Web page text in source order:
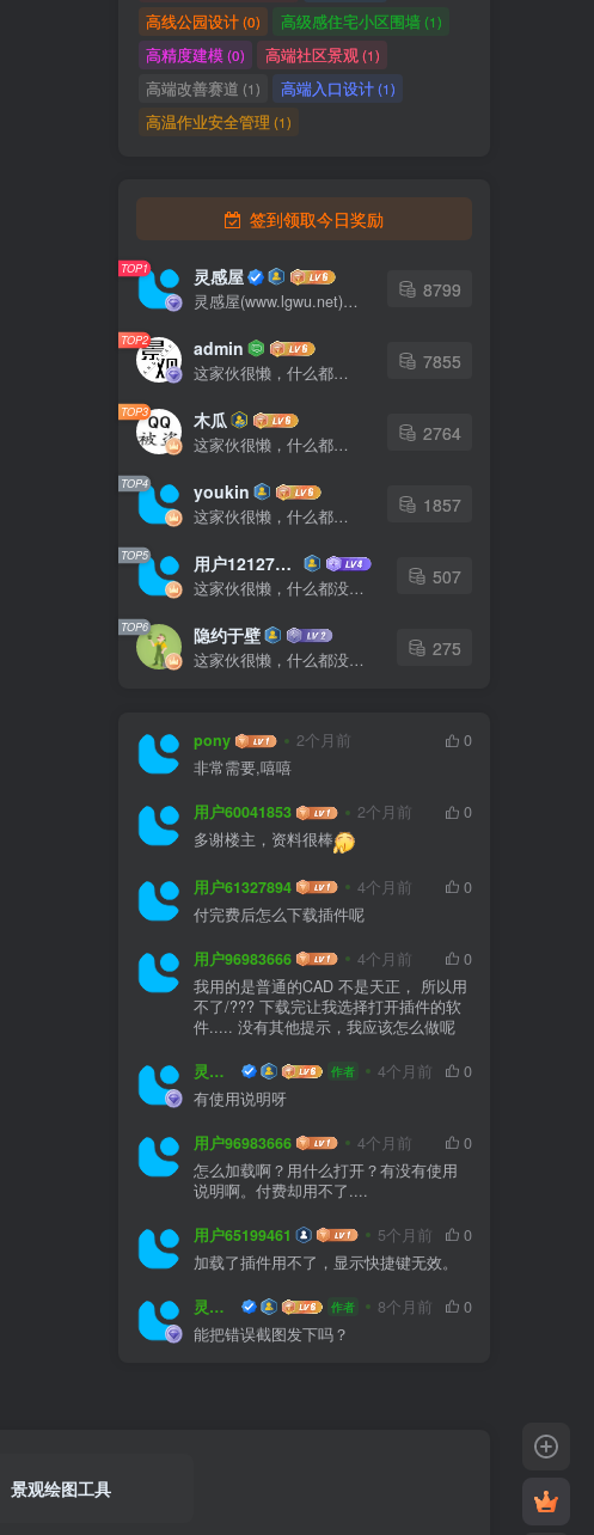
高线公园设计(0) 高级感住宅小区围墙(1)
高精度建模(0) 高端社区景观 (1)
高端改善赛道 (1) 高端入口设计(1)
高温作业安全管理 (1)
签到领取今日奖励
TOP1 灵感屋
灵感屋(www.lgwu.net)尽可能为每一位设计师提供更全面、更精致、更具有创意感的设计素材。努力成为景观设计师展示实力和互相学习的优质网络资源发布平台。
8799
TOP2 admin
这家伙很懒，什么都没有写...
7855
TOP3 木瓜
这家伙很懒，什么都没有写...
2764
TOP4 youkin
这家伙很懒，什么都没有写...
1857
TOP5 用户12127023
这家伙很懒，什么都没有写...
507
TOP6 隐约于壁
这家伙很懒，什么都没有写...
275
pony 2个月前
0
非常需要,嘻嘻
用户60041853 2个月前
0
多谢楼主，资料很棒
用户61327894 4个月前
0
付完费后怎么下载插件呢
用户96983666 4个月前
0
我用的是普通的CAD 不是天正， 所以用
不了/??? 下载完让我选择打开插件的软
件..... 没有其他提示，我应该怎么做呢
灵感屋 作者 4个月前
0
有使用说明呀
用户96983666 4个月前
0
怎么加载啊？用什么打开？有没有使用
说明啊。付费却用不了....
用户65199461 5个月前
0
加载了插件用不了，显示快捷键无效。
灵感屋 作者 8个月前
0
能把错误截图发下吗？
景观绘图工具